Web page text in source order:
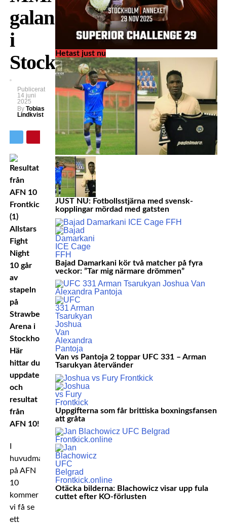
galan
i
Stockholm
Publicerat
14 juni
2025
By Tobias
Lindkvist
Allstars
Fight
Night
10 går
av
stapeln
på
Strawberry
Arena i
Stockholm.
Här
hittar du
uppdateringar
och
resultat
från
AFN 10!
huvudmatchen
på AFN
10
kommer
vi få se
ett
Hetast just nu
JUST NU: Fotbollsstjärna med svensk-
kopplingar mördad med gatsten
Bajad Damarkani kör två matcher på fyra
veckor: ”Tar mig närmare drömmen”
Van vs Pantoja 2 toppar UFC 331 – Arman
Tsarukyan återvänder
Uppgifterna som får brittiska boxningsfansen
att gråta
Otäcka bilderna: Blachowicz visar upp fula
cuttet efter KO-förlusten